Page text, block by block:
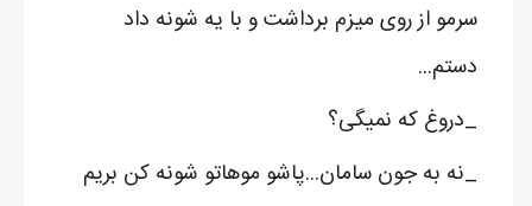
سرمو از روی میزم برداشت و با یه شونه داد
دستم...
_دروغ که نمیگی؟
_نه به جون سامان...پاشو موهاتو شونه کن بریم